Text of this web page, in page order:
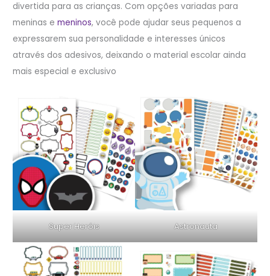
divertida para as crianças. Com opções variadas para
meninas emeninos, você pode ajudar seus pequenos a
expressarem sua personalidade e interesses únicos
através dos adesivos, deixando o material escolar ainda
mais especial e exclusivo
Super Heróis Astronauta